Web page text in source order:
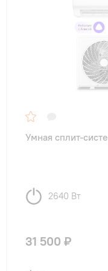
Умная сплит-
2640 Вт
31 500 ₽